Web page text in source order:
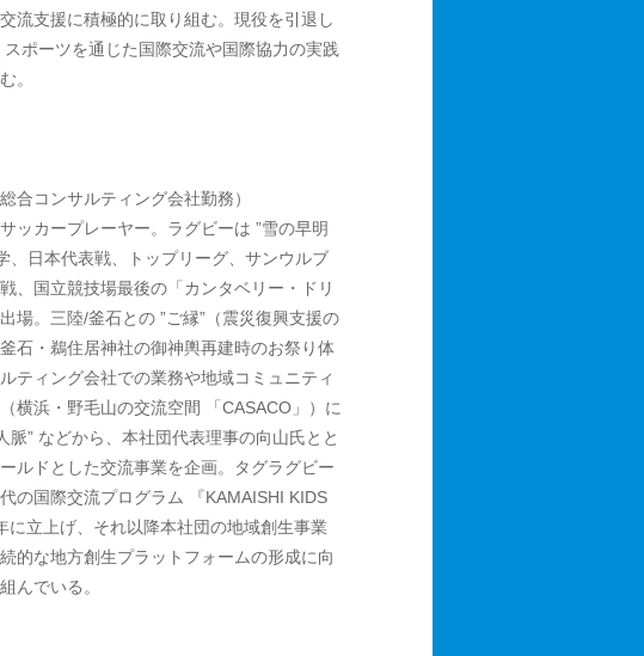
流支援に積極的に取り組む。現役を引退し
ポーツを通じた国際交流や国際協力の実践
。
合コンサルティング会社勤務）
ッカープレーヤー。ラグビーは ”雪の早明
、日本代表戦、トップリーグ、サンウルブ
、国立競技場最後の「カンタベリー・ドリ
場。三陸/釜石との ”ご縁”（震災復興支援の
石・鵜住居神社の御神輿再建時のお祭り体
ティング会社での業務や地域コミュニティ
横浜・野毛山の交流空間 「CASACO」）に
脈” などから、本社団代表理事の向山氏とと
ルドとした交流事業を企画。タグラグビー
の国際交流プログラム 『KAMAISHI KIDS
に立上げ、それ以降本社団の地域創生事業
的な地方創生プラットフォームの形成に向
んでいる。